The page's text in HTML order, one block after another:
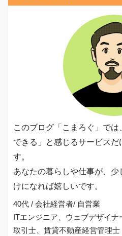
このブログ「こまろぐ」で
できる」と感じるサービスだ
す。
あなたの暮らしや仕事が、
けになれば嬉しいです。
40代 / 会社経営者/ 自営業
ITエンジニア、ウェブデザイ
取引士、賃貸不動産経営管理士